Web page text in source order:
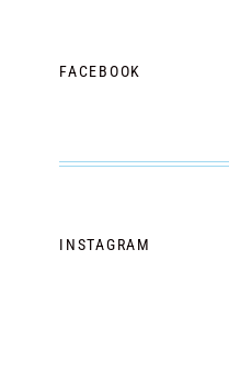
FACEBOOK
INSTAGRAM